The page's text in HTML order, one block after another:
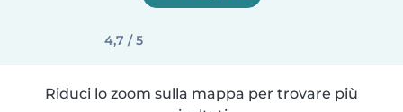
4,7 / 5
Riduci lo zoom sulla mappa per trovare più